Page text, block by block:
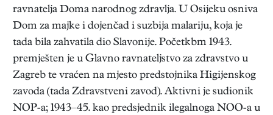
ravnatelja Doma narodnog zdravlja. U Osijeku osniva
Dom za majke i dojenčad i suzbija malariju, koja je
tada bila zahvatila dio Slavonije. Početkbm 1943.
premješten je u Glavno ravnateljstvo za zdravstvo u
Zagreb te vraćen na mjesto predstojnika Higijenskog
zavoda (tada Zdravstveni zavod). Aktivni je sudionik
NOP-a; 1943–45. kao predsjednik ilegalnoga NOO-a u